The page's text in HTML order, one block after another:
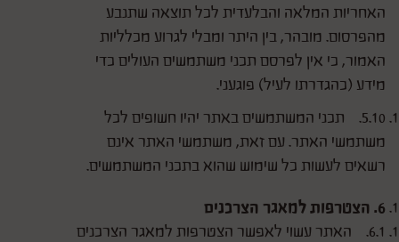
האחריות המלאה והבלעדית לכל תוצאה שתנבע
מהפרסום. מובהר, בין היתר ומבלי לגרוע מכלליות
האמור, כי אין לפרסם תכני משתמשים העולים כדי
מידע (כהגדרתו לעיל) פוגעני.
5.10. תכני המשתמשים באתר יהיו חשופים לכל
משתמשי האתר. עם זאת, משתמשי האתר אינם
רשאים לעשות כל שימוש שהוא בתכני המשתמשים.
6. הצטרפות למאגר הצרכנים
6.1. האתר עשוי לאפשר הצטרפות למאגר הצרכנים